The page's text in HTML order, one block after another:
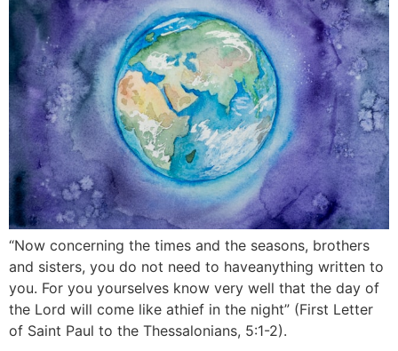
“Now concerning the times and the seasons, brothers
and sisters, you do not need to haveanything written to
you. For you yourselves know very well that the day of
the Lord will come like athief in the night” (First Letter
of Saint Paul to the Thessalonians, 5:1-2).